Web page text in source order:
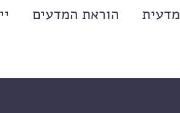
מדעית הוראת המדעים